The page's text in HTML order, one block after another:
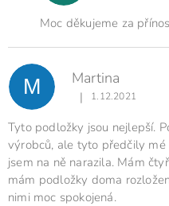
Moc děkujeme za
M Martina
Hodnocení
| 1.12.2021
Tyto podložky jsou nejlepší.
výrobců, ale tyto předčily mé
jsem na ně narazila. Mám
mám podložky doma
nimi moc spokojená.